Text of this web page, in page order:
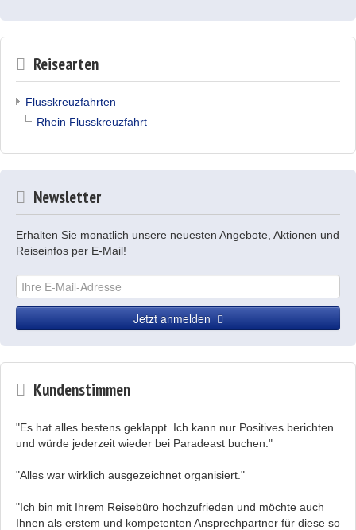
Reisearten
Flusskreuzfahrten
Rhein Flusskreuzfahrt
Newsletter
Erhalten Sie monatlich unsere neuesten Angebote, Aktionen und
Reiseinfos per E-Mail!
Jetzt anmelden
Kundenstimmen
"Es hat alles bestens geklappt. Ich kann nur Positives berichten
und würde jederzeit wieder bei Paradeast buchen."
"Alles war wirklich ausgezeichnet organisiert."
"Ich bin mit Ihrem Reisebüro hochzufrieden und möchte auch
Ihnen als erstem und kompetenten Ansprechpartner für diese so